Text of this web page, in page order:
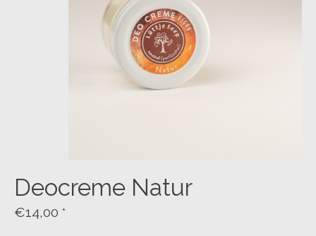
Deocreme Natur
€14,00 *